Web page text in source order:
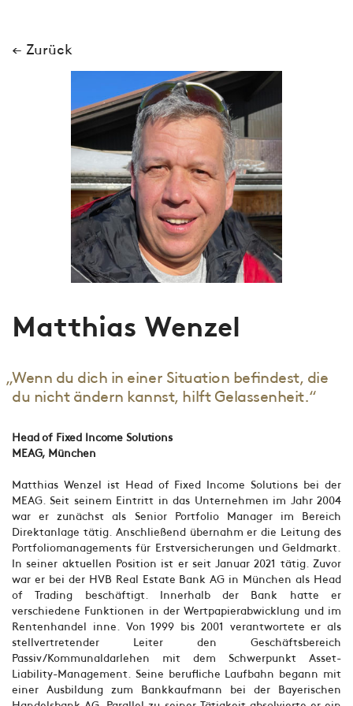
← Zurück
Matthias Wenzel
„Wenn du dich in einer Situation befindest, die
du nicht ändern kannst, hilft Gelassenheit.“
Head of Fixed Income Solutions
MEAG, München
Matthias Wenzel ist Head of Fixed Income Solutions bei der
MEAG. Seit seinem Eintritt in das Unternehmen im Jahr 2004
war er zunächst als Senior Portfolio Manager im Bereich
Direktanlage tätig. Anschließend übernahm er die Leitung des
Portfoliomanagements für Erstversicherungen und Geldmarkt.
In seiner aktuellen Position ist er seit Januar 2021 tätig. Zuvor
war er bei der HVB Real Estate Bank AG in München als Head
of Trading beschäftigt. Innerhalb der Bank hatte er
verschiedene Funktionen in der Wertpapierabwicklung und im
Rentenhandel inne. Von 1999 bis 2001 verantwortete er als
stellvertretender Leiter den Geschäftsbereich
Passiv/Kommunaldarlehen mit dem Schwerpunkt Asset-
Liability-Management. Seine berufliche Laufbahn begann mit
einer Ausbildung zum Bankkaufmann bei der Bayerischen